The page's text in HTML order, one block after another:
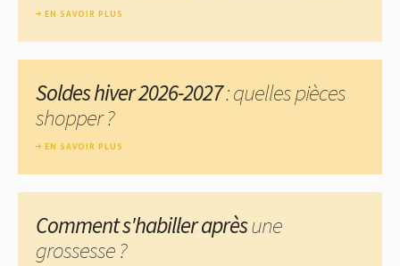
EN SAVOIR PLUS
Soldes hiver 2026-2027: quelles pièces
shopper ?
EN SAVOIR PLUS
Comment s'habiller aprèsune
grossesse ?